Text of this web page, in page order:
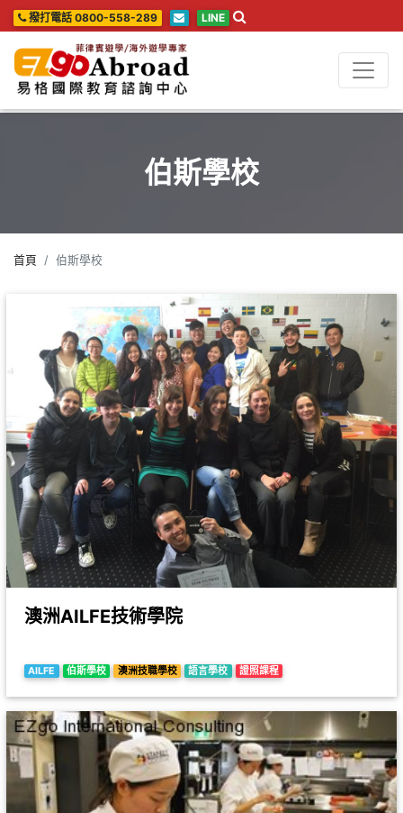
撥打電話 0800-558-289 LINE
伯斯學校
首頁 伯斯學校
澳洲AILFE技術學院
AILFE 伯斯學校 澳洲技職學校 語言學校 證照課程